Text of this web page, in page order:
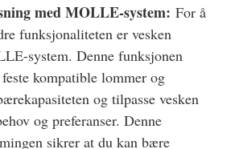
med MOLLE-system: For å
funksjonaliteten er vesken
system. Denne funksjonen
kompatible lommer og
og tilpasse vesken
og preferanser. Denne
sikrer at du kan bære